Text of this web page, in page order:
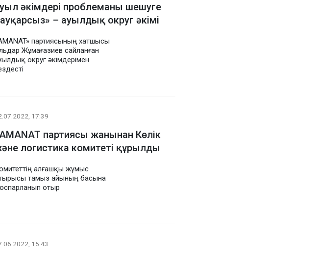
әкімдері проблеманы шешуге
– ауылдық округ әкімі
партиясының хатшысы
Жұмағазиев сайланған
округ әкімдерімен
17:39
партиясы жанынан Көлік
логистика комитеті құрылды
алғашқы жұмыс
тамыз айының басына
отыр
15:43